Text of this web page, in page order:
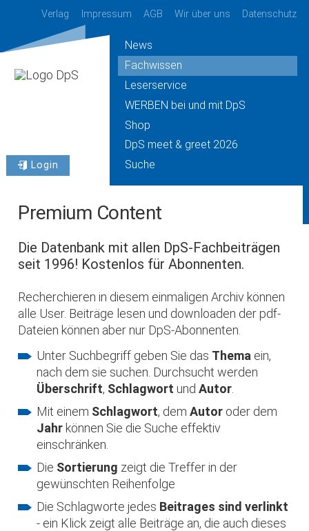
Verlag Impressum AGB Wir über uns Datenschutz
Login
News
Fachwissen
Leserservice
WERBEN bei und mit DpS
Shop
DpS meet & greet 2026
Suche
Premium Content
Die Datenbank mit allen DpS-Fachbeiträgen
seit 1996! Kostenlos für Abonnenten.
Recherchieren in diesem einmaligen Archiv können
alle User. Beiträge lesen und downloaden der pdf-
Dateien können aber nur DpS-Abonnenten.
Unter Suchbegriff geben Sie das Thema ein,
nach dem sie suchen. Durchsucht werden
Überschrift, Schlagwort undAutor
Mit einem Schlagwort, demAutor oder dem
Jahr können Sie die Suche effektiv
einschränken.
Die Sortierung zeigt die Treffer in der
gewünschten Reihenfolge
Die Schlagworte jedes Beitrages sind verlinkt
- ein Klick zeigt alle Beiträge an, die auch dieses